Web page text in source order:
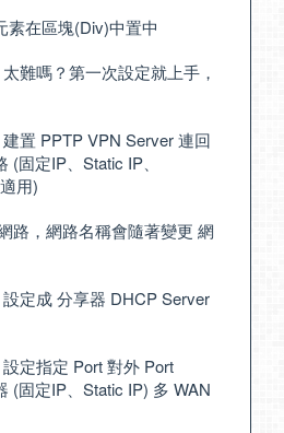
素在區塊(Div)中置中
難嗎？第一次設定就上手，
置 PPTP VPN Server 連回
固定IP、Static IP、
用)
路，網路名稱會隨著變更 網
定成 分享器 DHCP Server
定指定 Port 對外 Port
(固定IP、Static IP) 多 WAN